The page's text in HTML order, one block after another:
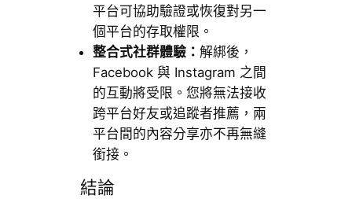
平台可協助驗證或恢復對另一
個平台的存取權限。
整合式社群體驗： 解綁後，
Facebook 與 Instagram 之間
的互動將受限。您將無法接收
跨平台好友或追蹤者推薦，兩
平台間的內容分享亦不再無縫
銜接。
結論